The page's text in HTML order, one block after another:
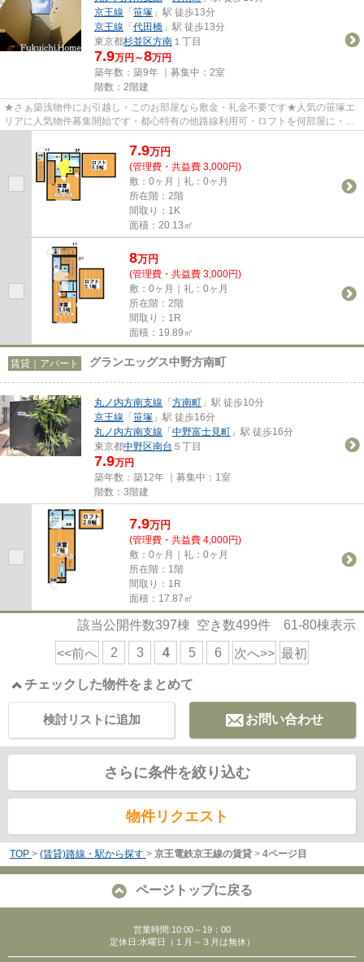
京王線 「笹塚 」駅 徒歩13分
京王線 「代田橋 」駅 徒歩13分
東京都杉並区方南 １丁目
7.9万円～8万円
築年数：築9年 ｜募集中： 2室
階数：2階建
★さぁ築浅物件にお引越し・このお部屋なら敷金・礼金不要です★人気の笹塚エ
リアに人気物件募集開始です・都心特有の他路線利用可・ロフトを何部屋に・・
さあワクワクドキドキの新生活...
7.9万円
(管理費・共益費 3,000円)
敷：0ヶ月｜礼：0ヶ月
所在階：2階
間取り：1K
面積：20.13㎡
8万円
(管理費・共益費 3,000円)
敷：0ヶ月｜礼：0ヶ月
所在階：2階
間取り：1R
面積：19.89㎡
賃貸｜アパート グランエッグス中野方南町
丸ノ内方南支線 「方南町 」駅 徒歩10分
京王線 「笹塚 」駅 徒歩16分
丸ノ内方南支線 「中野富士見町 」駅 徒歩16分
東京都中野区南台 ５丁目
7.9万円
築年数：築12年 ｜募集中： 1室
階数：3階建
7.9万円
(管理費・共益費 4,000円)
敷：0ヶ月｜礼：0ヶ月
所在階：1階
間取り：1R
面積：17.87㎡
該当公開件数397棟 空き数499件 61-80棟表示
<<前へ 2 3 4 5 6 次へ>> 最初
チェックした物件をまとめて
お問い合わせ
検討リストに追加
さらに条件を絞り込む
物件リクエスト
TOP > (賃貸)路線・駅から探す > 京王電鉄京王線の賃貸 > 4ページ目
ページトップに戻る
営業時間:10:00～19：00
定休日:水曜日（１月～３月は無休）